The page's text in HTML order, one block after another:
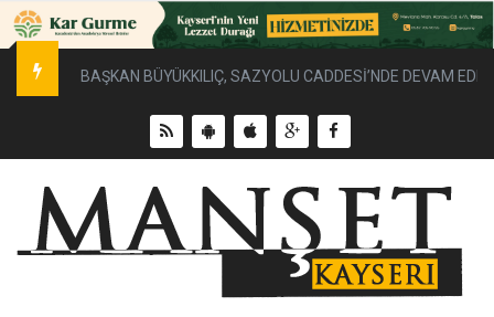
BAŞKAN BÜYÜKKILIÇ, SAZYOLU CADDESİ’NDE DEVAM